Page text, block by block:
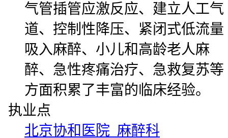
气管插管应激反应、建立人工气
道、控制性降压、紧闭式低流量
吸入麻醉、小儿和高龄老人麻
醉、急性疼痛治疗、急救复苏等
方面积累了丰富的临床经验。
执业点
北京协和医院 麻醉科